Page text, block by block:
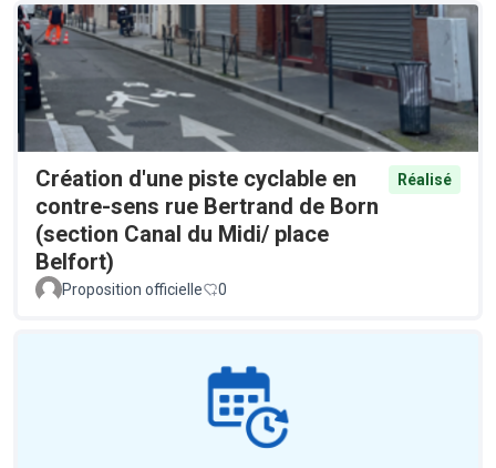
Création d'une piste cyclable en
contre-sens rue Bertrand de Born
(section Canal du Midi/ place
Belfort)
Réalisé
Proposition officielle 0